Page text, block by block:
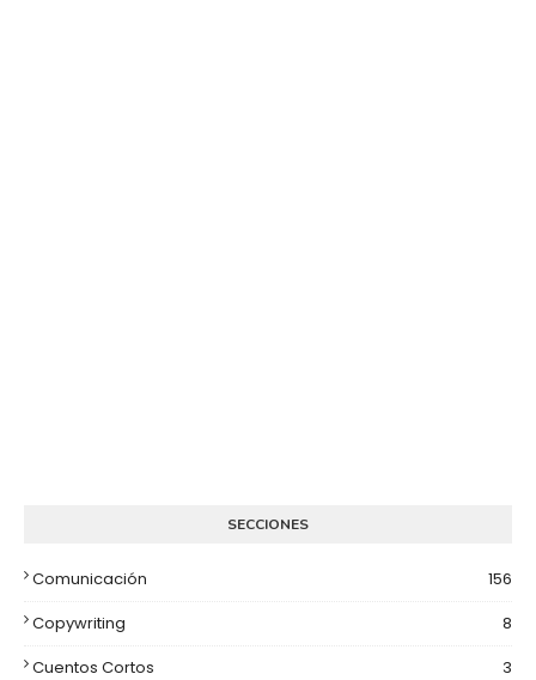
SECCIONES
Comunicación
156
Copywriting
8
Cuentos Cortos
3